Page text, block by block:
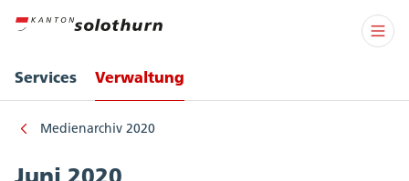
Services Verwaltung
Medienarchiv 2020